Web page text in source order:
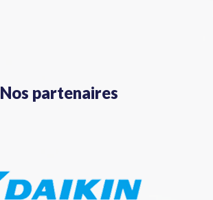
Nos partenaires